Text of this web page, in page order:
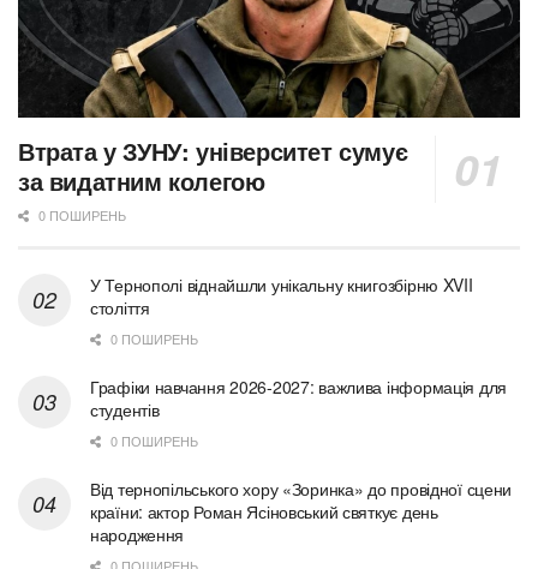
Втрата у ЗУНУ: університет сумує
за видатним колегою
0 ПОШИРЕНЬ
У Тернополі віднайшли унікальну книгозбірню XVII
століття
0 ПОШИРЕНЬ
Графіки навчання 2026-2027: важлива інформація для
студентів
0 ПОШИРЕНЬ
Від тернопільського хору «Зоринка» до провідної сцени
країни: актор Роман Ясіновський святкує день
народження